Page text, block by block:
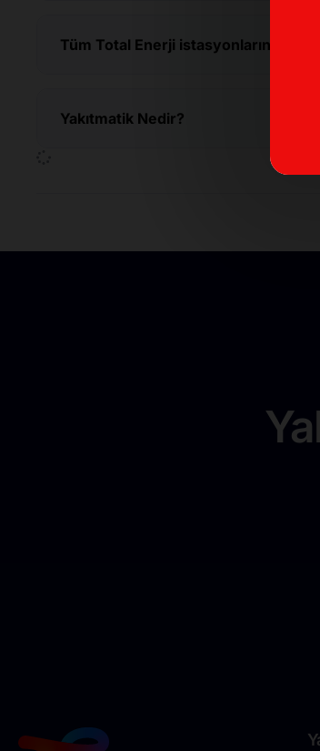
Tüm Total Enerji istasyonlarında
Yakıtmatik Nedir?